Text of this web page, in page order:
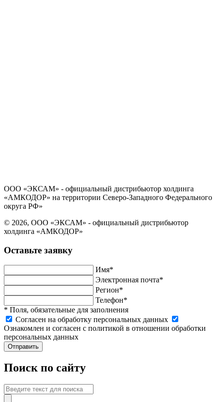
ООО «ЭКСАМ» - официальный дистрибьютор холдинга
«АМКОДОР» на территории Северо-Западного Федерального
округа РФ»
© 2026, ООО «ЭКСАМ» - официальный дистрибьютор
холдинга «АМКОДОР»
Оставьте заявку
Имя*
Электронная почта*
Регион*
Телефон*
* Поля, обязательные для заполнения
Cогласен на обработку персональных данных
Ознакомлен и согласен с политикой в отношении обработки
персональных данных
Отправить
Поиск по сайту